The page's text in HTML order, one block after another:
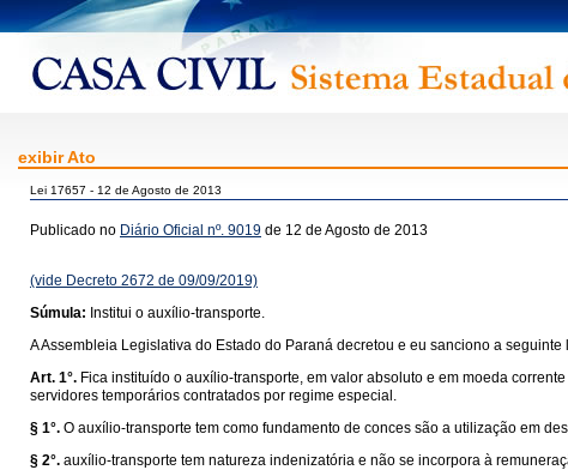
exibir Ato
Lei 17657 - 12 de Agosto de 2013
Publicado no Diário Oficial nº. 9019 de 12 de Agosto de 2013
(vide Decreto 2672 de 09/09/2019)
Súmula: Institui o auxílio-transporte.
A Assembleia Legislativa do Estado do Paraná decretou e eu sanciono a seguinte
Art. 1°. Fica instituído o auxílio-transporte, em valor absoluto e em moeda
servidores temporários contratados por regime especial.
§ 1°. O auxílio-transporte tem como fundamento de conces são a utilização em
§ 2°. auxílio-transporte tem natureza indenizatória e não se incorpora à